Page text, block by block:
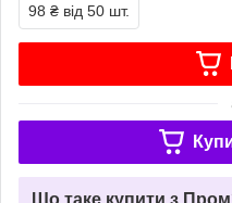
98 ₴ від 50 шт.
Що таке купити з